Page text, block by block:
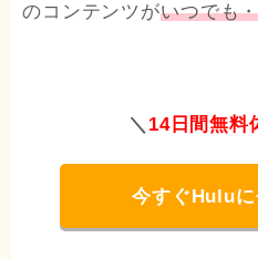
のコンテンツがいつでも
＼ 14日間無料
今すぐHuluに